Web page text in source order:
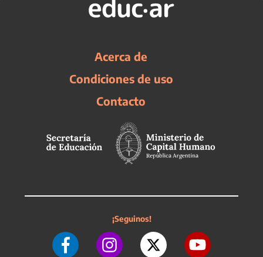
Acerca de
Condiciones de uso
Contacto
¡Seguinos!